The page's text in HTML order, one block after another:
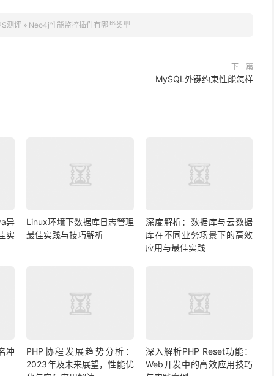
测评 » Neo4j性能监控插件有哪些类型
下一篇
MySQL外键约束性能怎样
异
实
Linux环境下数据库日志管理
最佳实践与技巧解析
深度解析：数据库与云数据
库在不同业务场景下的高效
应用与最佳实践
冲
PHP协程发展趋势分析：
2023年及未来展望，性能优
深入解析PHP Reset功能：
Web开发中的高效应用技巧